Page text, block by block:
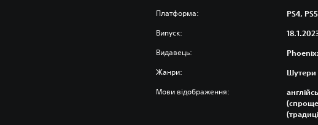
Платформа: PS4, PS5
Випуск:
Видавець:
Жанри: Шутери
Мови відображення: